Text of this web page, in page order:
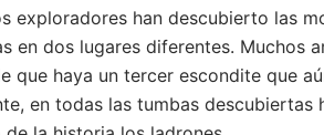
exploradores han descubierto las
en dos lugares diferentes. Muchos
que haya un tercer escondite que
en todas las tumbas descubiertas